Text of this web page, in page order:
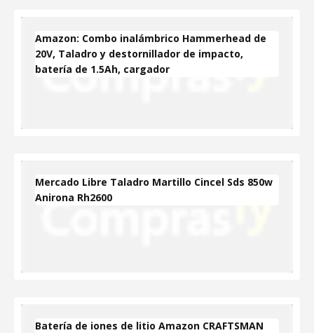
Amazon: Combo inalámbrico Hammerhead de
20V, Taladro y destornillador de impacto,
batería de 1.5Ah, cargador
Mercado Libre Taladro Martillo Cincel Sds 850w
Anirona Rh2600
Batería de iones de litio Amazon CRAFTSMAN